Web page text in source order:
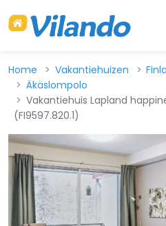
Home Vakantiehuizen
Äkäslompolo
Vakantiehuis Lapland
(FI9597.820.1)